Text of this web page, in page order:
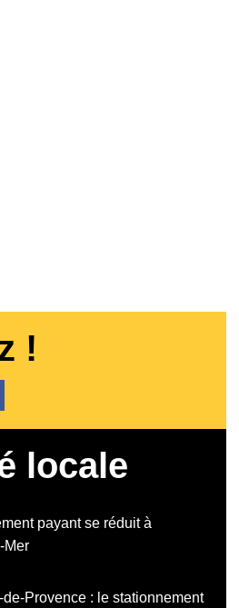
!
locale
payant se réduit à
Mer
Provence : le stationnement